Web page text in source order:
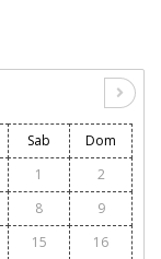
Sab
Dom
1
2
8
9
15
16